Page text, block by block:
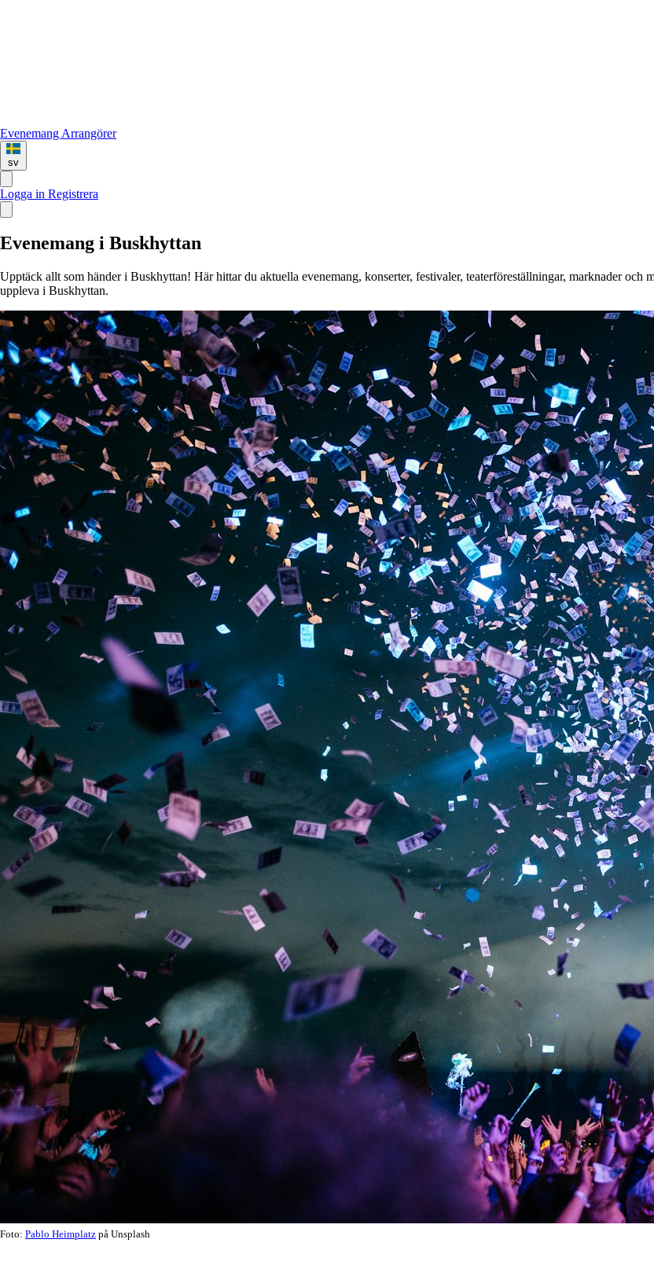
Evenemang Arrangörer
sv
Logga in Registrera
Evenemang i Buskhyttan
Upptäck allt som händer i Buskhyttan! Här hittar du aktuella evenemang, konserter, festivaler, teaterföreställningar, marknader
uppleva i Buskhyttan.
Foto: Pablo Heimplatz på Unsplash